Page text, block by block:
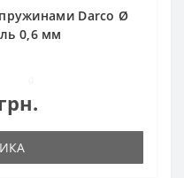
Darco Ø
0,6 мм